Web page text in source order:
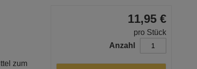
zum
11,95 €
pro Stück
Anzahl